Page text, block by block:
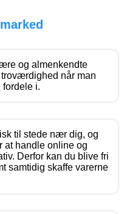
og almenkendte
når man
fordele i.
til stede nær dig, og
at handle online og
Derfor kan du blive fri
samtidig skaffe varerne